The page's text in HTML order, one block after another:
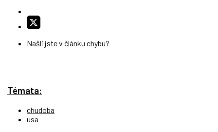
Našli jste v článku chybu?
Témata:
chudoba
usa